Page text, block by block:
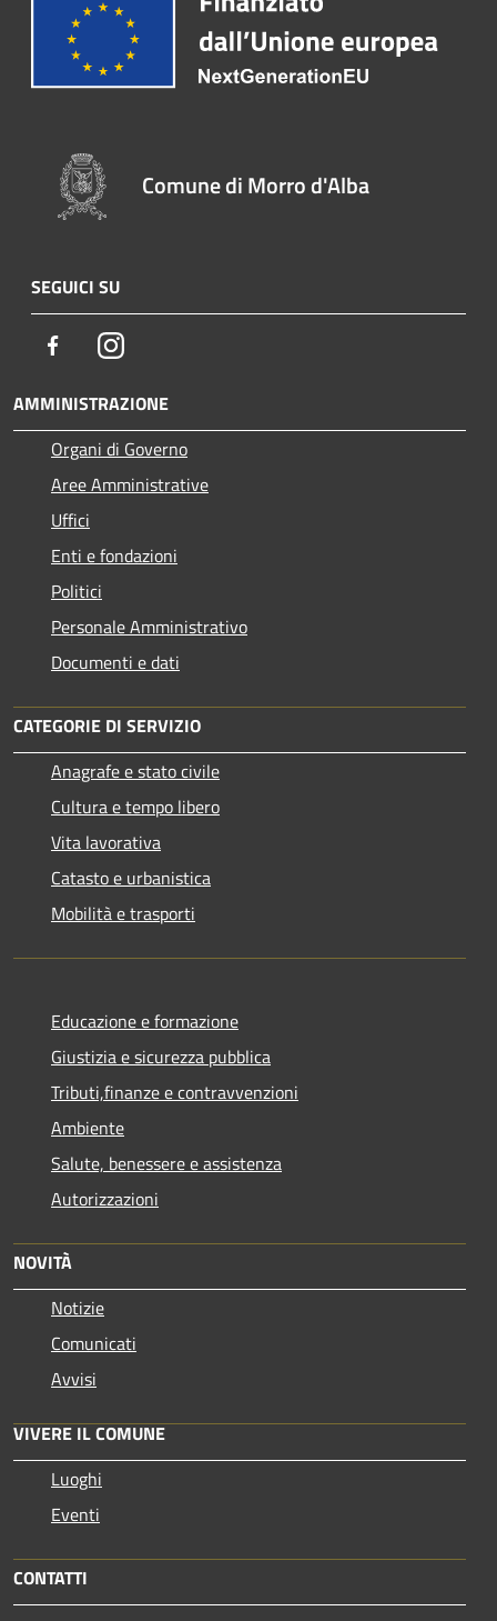
Comune di Morro d'Alba
SEGUICI SU
FacebookInstagram
AMMINISTRAZIONE
Organi di Governo
Aree Amministrative
Uffici
Enti e fondazioni
Politici
Personale Amministrativo
Documenti e dati
CATEGORIE DI SERVIZIO
Anagrafe e stato civile
Cultura e tempo libero
Vita lavorativa
Catasto e urbanistica
Mobilità e trasporti
Educazione e formazione
Giustizia e sicurezza pubblica
Tributi,finanze e contravvenzioni
Ambiente
Salute, benessere e assistenza
Autorizzazioni
NOVITÀ
Notizie
Comunicati
Avvisi
VIVERE IL COMUNE
Luoghi
Eventi
CONTATTI